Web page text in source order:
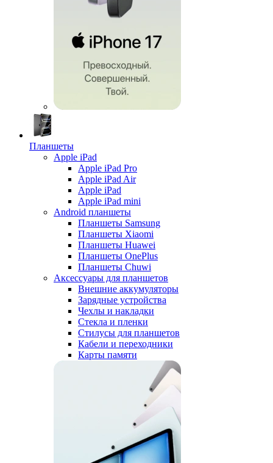
Планшеты
Apple iPad
Apple iPad Pro
Apple iPad Air
Apple iPad
Apple iPad mini
Android планшеты
Планшеты Samsung
Планшеты Xiaomi
Планшеты Huawei
Планшеты OnePlus
Планшеты Chuwi
Аксессуары для планшетов
Внешние аккумуляторы
Зарядные устройства
Чехлы и накладки
Стекла и пленки
Стилусы для планшетов
Кабели и переходники
Карты памяти